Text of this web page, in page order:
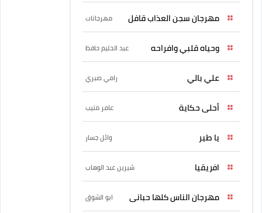
مهرجان سجن العذاب قافل مهرجانات
وحياه قلبي وافراحه عبد الحليم حافظ
علي بالي رامي صبري
أحلى حكاية عامر منيب
يا طير وائل جسار
افريقيا شيرين عبد الوهاب
مهرجان الناس كلها حبانى ابو الشوق